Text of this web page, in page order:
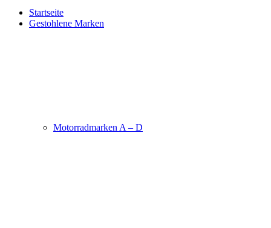
Startseite
Gestohlene Marken
Motorradmarken A – D